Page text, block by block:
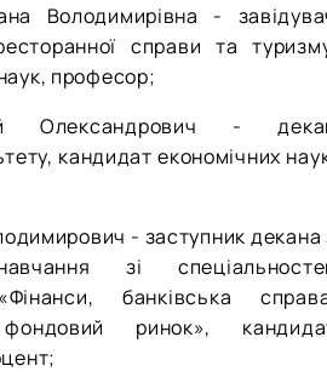
Володимирівна -
справи та
професор;
Олександрович -
кандидат економічних
- заступник декана
зі
банківська
ринок»,